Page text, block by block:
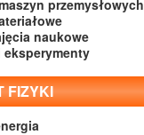
przemysłowych
naukowe
FIZYKI